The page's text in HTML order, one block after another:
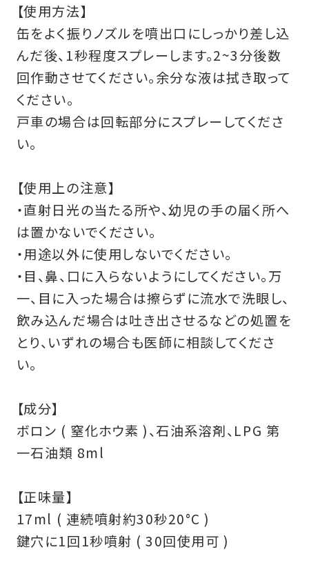
【使用方法】
缶をよく振りノズルを噴出口にしっかり差し込
んだ後、1秒程度スプレーします。2~3分後数
回作動させてください。余分な液は拭き取って
ください。
戸車の場合は回転部分にスプレーしてくださ
い。
【使用上の注意】
・直射日光の当たる所や、幼児の手の届く所へ
は置かないでください。
・用途以外に使用しないでください。
・目、鼻、口に入らないようにしてください。万
一、目に入った場合は擦らずに流水で洗眼し、
飲み込んだ場合は吐き出させるなどの処置を
とり、いずれの場合も医師に相談してくださ
い。
【成分】
ボロン ( 窒化ホウ素 )、石油系溶剤、LPG 第
一石油類 8ml
【正味量】
17ml ( 連続噴射約30秒20°C )
鍵穴に1回1秒噴射 ( 30回使用可 )